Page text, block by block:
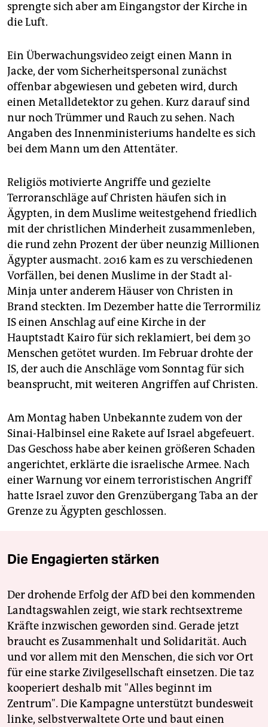
sprengte sich aber am Eingangstor der Kirche in
die Luft.
Ein Überwachungsvideo zeigt einen Mann in
Jacke, der vom Sicherheitspersonal zunächst
offenbar abgewiesen und gebeten wird, durch
einen Metalldetektor zu gehen. Kurz darauf sind
nur noch Trümmer und Rauch zu sehen. Nach
Angaben des Innenministeriums handelte es sich
bei dem Mann um den Attentäter.
Religiös motivierte Angriffe und gezielte
Terroranschläge auf Christen häufen sich in
Ägypten, in dem Muslime weitestgehend friedlich
mit der christlichen Minderheit zusammenleben,
die rund zehn Prozent der über neunzig Millionen
Ägypter ausmacht. 2016 kam es zu verschiedenen
Vorfällen, bei denen Muslime in der Stadt al-
Minja unter anderem Häuser von Christen in
Brand steckten. Im Dezember hatte die Terrormiliz
IS einen Anschlag auf eine Kirche in der
Hauptstadt Kairo für sich reklamiert, bei dem 30
Menschen getötet wurden. Im Februar drohte der
IS, der auch die Anschläge vom Sonntag für sich
beansprucht, mit weiteren Angriffen auf Christen.
Am Montag haben Unbekannte zudem von der
Sinai-Halbinsel eine Rakete auf Israel abgefeuert.
Das Geschoss habe aber keinen größeren Schaden
angerichtet, erklärte die israelische Armee. Nach
einer Warnung vor einem terroristischen Angriff
hatte Israel zuvor den Grenzübergang Taba an der
Grenze zu Ägypten geschlossen.
Die Engagierten stärken
Der drohende Erfolg der AfD bei den kommenden
Landtagswahlen zeigt, wie stark rechtsextreme
Kräfte inzwischen geworden sind. Gerade jetzt
braucht es Zusammenhalt und Solidarität. Auch
und vor allem mit den Menschen, die sich vor Ort
für eine starke Zivilgesellschaft einsetzen. Die taz
kooperiert deshalb mit "Alles beginnt im
Zentrum". Die Kampagne unterstützt bundesweit
linke, selbstverwaltete Orte und baut einen